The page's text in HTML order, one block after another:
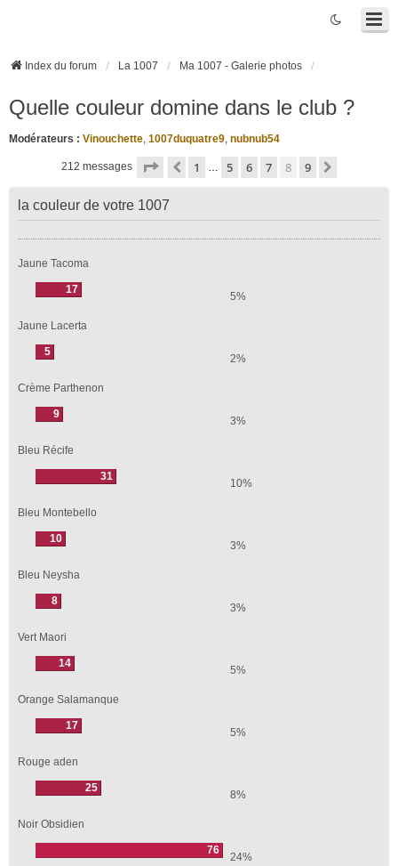
Index du forum La 1007 Ma 1007 - Galerie photos
Quelle couleur domine dans le club ?
Modérateurs : Vinouchette, 1007duquatre9, nubnub54
212 messages Page sur
Précédente
1 … 5 6 7 8 9
la couleur de votre 1007
Jaune Tacoma
17
5%
Jaune Lacerta
5
2%
Crème Parthenon
9
3%
Bleu Récife
31
10%
Bleu Montebello
10
3%
Bleu Neysha
8
3%
Vert Maori
14
5%
Orange Salamanque
17
5%
Rouge aden
25
8%
Noir Obsidien
76
24%